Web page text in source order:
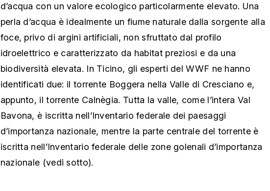
d’acqua con un valore ecologico particolarmente elevato. Una
perla d’acqua è idealmente un fiume naturale dalla sorgente alla
foce, privo di argini artificiali, non sfruttato dal profilo
idroelettrico e caratterizzato da habitat preziosi e da una
biodiversità elevata. In Ticino, gli esperti del WWF ne hanno
identificati due: il torrente Boggera nella Valle di Cresciano e,
appunto, il torrente Calnègia. Tutta la valle, come l’intera Val
Bavona, è iscritta nell’Inventario federale dei paesaggi
d’importanza nazionale, mentre la parte centrale del torrente è
iscritta nell’Inventario federale delle zone golenali d’importanza
nazionale (vedi sotto).